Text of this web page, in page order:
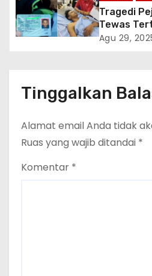
Tragedi
Tewas
di Tengah
Agu 29,
Tinggalkan
Alamat email Anda tidak
Ruas yang wajib ditandai *
Komentar *